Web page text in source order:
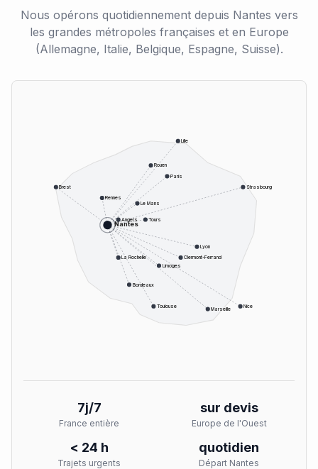
Nous opérons quotidiennement depuis Nantes vers
les grandes métropoles françaises et en Europe
(Allemagne, Italie, Belgique, Espagne, Suisse).
Nantes
Paris
Lyon
Marseille
Toulouse
Bordeaux
Nice
Strasbourg
Lille
Rennes
Angers
Le Mans
Tours
Limoges
Clermont-Ferrand
Rouen
Brest
La Rochelle
7j/7
France entière
sur devis
Europe de l'Ouest
< 24 h
Trajets urgents
quotidien
Départ Nantes